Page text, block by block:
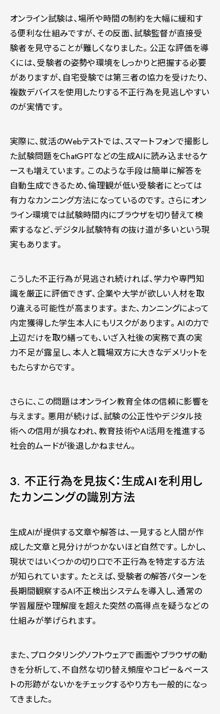
オンライン試験は、場所や時間の制約を大幅に緩和す
る便利な仕組みですが、その反面、試験監督が直接受
験者を見守ることが難しくなりました。公正な評価を導
くには、受験者の姿勢や環境をしっかりと把握する必要
がありますが、自宅受験では第三者の協力を受けたり、
複数デバイスを使用したりする不正行為を見逃しやすい
のが実情です。
実際に、就活のWebテストでは、スマートフォンで撮影し
た試験問題をChatGPTなどの生成AIに読み込ませるケ
ースも増えています。このような手段は簡単に解答を
自動生成できるため、倫理観が低い受験者にとっては
有力なカンニング方法になっているのです。さらにオン
ライン環境では試験時間内にブラウザを切り替えて検
索するなど、デジタル試験特有の抜け道が多いという現
実もあります。
こうした不正行為が見逃され続ければ、学力や専門知
識を厳正に評価できず、企業や大学が欲しい人材を取
り違える可能性が高まります。また、カンニングによって
内定獲得した学生本人にもリスクがあります。AIの力で
上辺だけを取り繕っても、いざ入社後の実務で真の実
力不足が露呈し、本人と職場双方に大きなデメリットを
もたらすからです。
さらに、この問題はオンライン教育全体の信頼に影響を
与えます。悪用が続けば、試験の公正性やデジタル技
術への信用が損なわれ、教育技術やAI活用を推進する
社会的ムードが後退しかねません。
3. 不正行為を見抜く：生成AIを利用し
たカンニングの識別方法
生成AIが提供する文章や解答は、一見すると人間が作
成した文章と見分けがつかないほど自然です。しかし、
現状ではいくつかの切り口で不正行為を特定する方法
が知られています。たとえば、受験者の解答パターンを
長期間観察するAI不正検出システムを導入し、通常の
学習履歴や理解度を超えた突然の高得点を疑うなどの
仕組みが挙げられます。
また、プロクタリングソフトウェアで画面やブラウザの動
きを分析して、不自然な切り替え頻度やコピー＆ペース
トの形跡がないかをチェックするやり方も一般的になっ
てきました。